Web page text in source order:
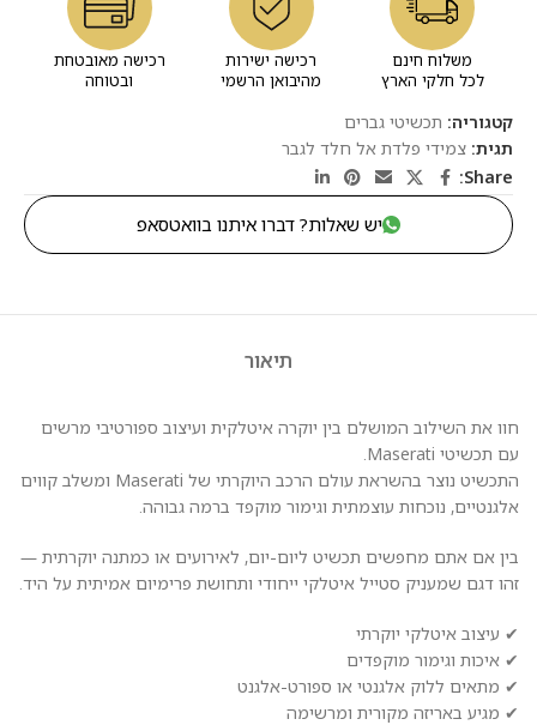
משלוח חינם
לכל חלקי הארץ
רכישה ישירות
מהיבואן הרשמי
רכישה מאובטחת
ובטוחה
קטגוריה: תכשיטי גברים
תגית: צמידי פלדת אל חלד לגבר
Share:
יש שאלות? דברו איתנו בוואטסאפ
תיאור
חוו את השילוב המושלם בין יוקרה איטלקית ועיצוב ספורטיבי מרשים
עם תכשיטי Maserati.
התכשיט נוצר בהשראת עולם הרכב היוקרתי של Maserati ומשלב קווים
אלגנטיים, נוכחות עוצמתית וגימור מוקפד ברמה גבוהה.
בין אם אתם מחפשים תכשיט ליום-יום, לאירועים או כמתנה יוקרתית —
זהו דגם שמעניק סטייל איטלקי ייחודי ותחושת פרימיום אמיתית על היד.
✔ עיצוב איטלקי יוקרתי
✔ איכות וגימור מוקפדים
✔ מתאים ללוק אלגנטי או ספורט-אלגנט
✔ מגיע באריזה מקורית ומרשימה